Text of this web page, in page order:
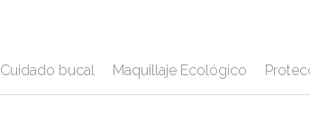
Cuidado bucal Maquillaje Ecológico